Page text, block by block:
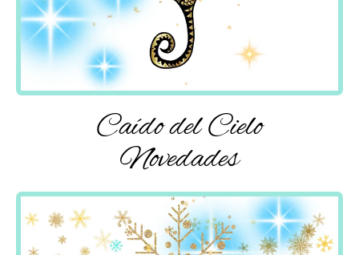
Caído del Cielo
Novedades